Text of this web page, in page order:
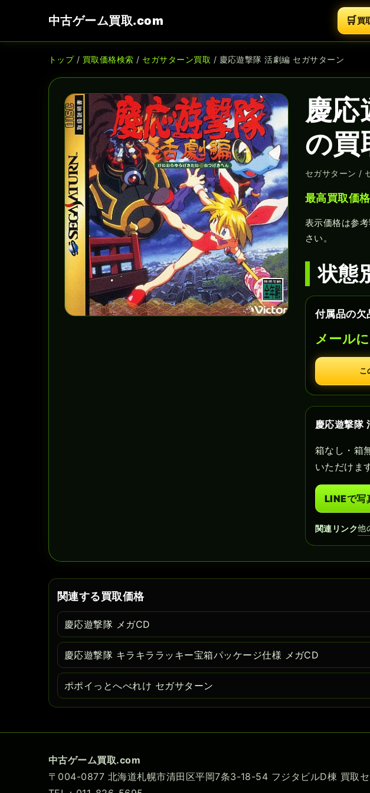
中古ゲーム買取.com 🛒買
トップ/ 買取価格検索 / セガサターン買取 / 慶応遊撃隊 活劇編 セガサターン
慶応
の買
セガサターン /
最高買取価
表示価格は参
さい。
状態
付属品の欠
メール
こ
慶応遊撃隊
箱なし・箱
いただけま
LINEで写
関連リンク他
関連する買取価格
慶応遊撃隊 メガCD
慶応遊撃隊 キラキララッキー宝箱パッケージ仕様 メガCD
ポポイっとへべれけ セガサターン
中古ゲーム買取.com
〒004-0877 北海道札幌市清田区平岡7条3-18-54 フジタビルD棟 買取